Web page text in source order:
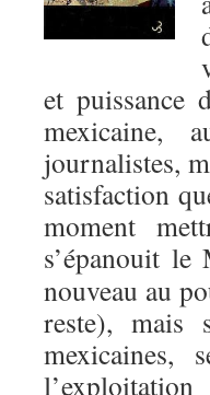
et puissance
mexicaine,
journalistes,
satisfaction
moment
s’épanouit le
nouveau au
reste), mais
mexicaines,